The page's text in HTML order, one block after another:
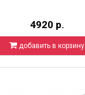
4920 р.
добавить в корзину